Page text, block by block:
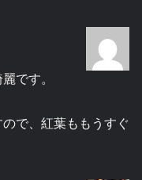
です。
で、紅葉ももうすぐ